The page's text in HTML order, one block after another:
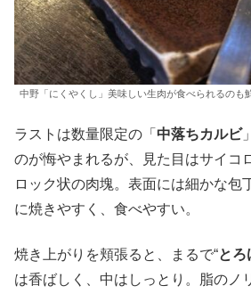
中野「にくやくし」美味しい生肉が食べられるのも
ラストは数量限定の「 中落ちカルビ
のが悔やまれるが、見た目はサイコ
ロック状の肉塊。表面には細かな包
に焼きやすく、食べやすい。
焼き上がりを頬張ると、まるで“とろ
は香ばしく、中はしっとり。脂のノ